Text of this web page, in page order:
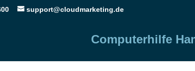
support@cloudmarketing.de
Computerhilfe